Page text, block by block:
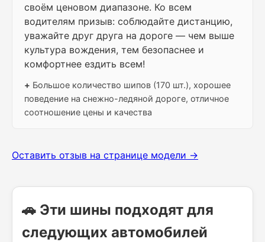
своём ценовом диапазоне. Ко всем
водителям призыв: соблюдайте дистанцию,
уважайте друг друга на дороге — чем выше
культура вождения, тем безопаснее и
комфортнее ездить всем!
+ Большое количество шипов (170 шт.), хорошее
поведение на снежно-ледяной дороге, отличное
соотношение цены и качества
Оставить отзыв на странице модели →
🚗 Эти шины подходят для
следующих автомобилей